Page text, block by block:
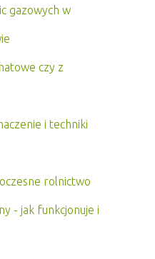
gazowych w
czy z
i techniki
rolnictwo
- jak funkcjonuje i